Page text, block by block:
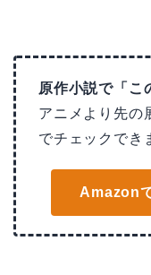
原作小説で「こ
アニメより先の
でチェックでき
Amazon